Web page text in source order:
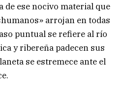
de ese nocivo material que
arrojan en todas
puntual se refiere al río
y ribereña padecen sus
se estremece ante el